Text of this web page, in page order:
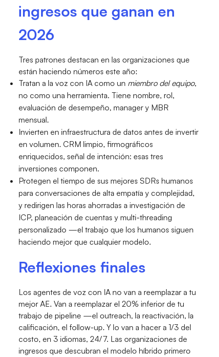
ingresos que ganan en
2026
Tres patrones destacan en las organizaciones que
están haciendo números este año:
Tratan a la voz con IA como un miembro del equipo,
no como una herramienta. Tiene nombre, rol,
evaluación de desempeño, manager y MBR
mensual.
Invierten en infraestructura de datos antes de invertir
en volumen. CRM limpio, firmográficos
enriquecidos, señal de intención: esas tres
inversiones componen.
Protegen el tiempo de sus mejores SDRs humanos
para conversaciones de alta empatía y complejidad,
y redirigen las horas ahorradas a investigación de
ICP, planeación de cuentas y multi-threading
personalizado —el trabajo que los humanos siguen
haciendo mejor que cualquier modelo.
Reflexiones finales
Los agentes de voz con IA no van a reemplazar a tu
mejor AE. Van a reemplazar el 20% inferior de tu
trabajo de pipeline —el outreach, la reactivación, la
calificación, el follow-up. Y lo van a hacer a 1/3 del
costo, en 3 idiomas, 24/7. Las organizaciones de
ingresos que descubran el modelo híbrido primero